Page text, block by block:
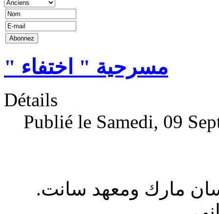
" مسرحية " اختفاء
Détails
Publié le Samedi, 09
.في إطار التعاون القائم بين كلية سان مارك ومعهد سانت